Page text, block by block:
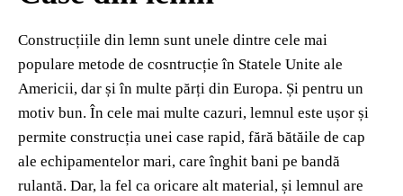
Construcțiile din lemn sunt unele dintre cele mai
populare metode de cosntrucție în Statele Unite ale
Americii, dar și în multe părți din Europa. Și pentru un
motiv bun. În cele mai multe cazuri, lemnul este ușor și
permite construcția unei case rapid, fără bătăile de cap
ale echipamentelor mari, care înghit bani pe bandă
rulantă. Dar, la fel ca oricare alt material, și lemnul are